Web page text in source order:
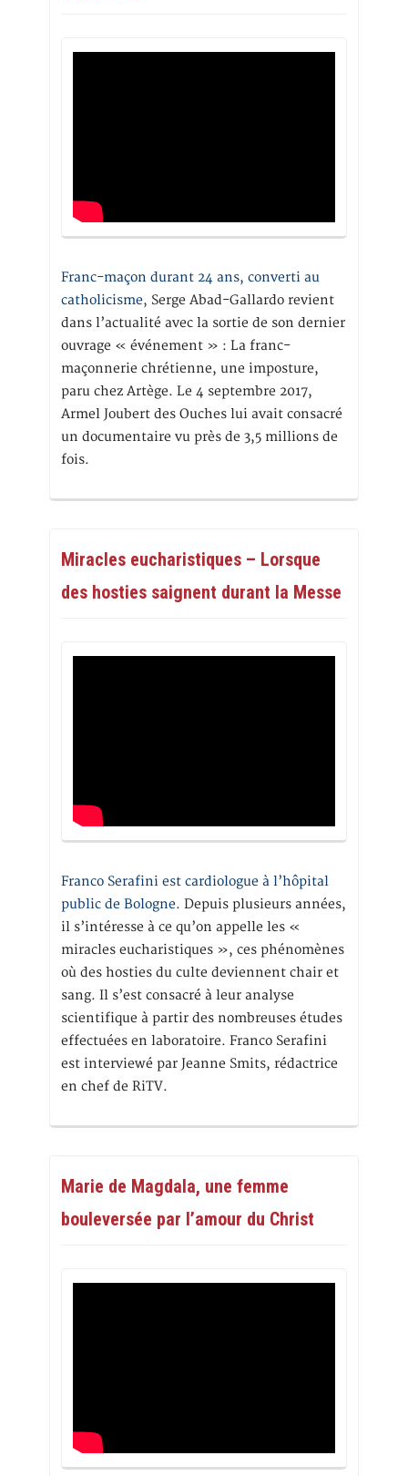
Franc-maçon durant 24 ans, converti au
catholicisme, Serge Abad-Gallardo revient
dans l’actualité avec la sortie de son dernier
ouvrage « événement » : La franc-
maçonnerie chrétienne, une imposture,
paru chez Artège. Le 4 septembre 2017,
Armel Joubert des Ouches lui avait consacré
un documentaire vu près de 3,5 millions de
fois.
Miracles eucharistiques – Lorsque
des hosties saignent durant la Messe
Franco Serafini est cardiologue à l’hôpital
public de Bologne. Depuis plusieurs années,
il s’intéresse à ce qu’on appelle les «
miracles eucharistiques », ces phénomènes
où des hosties du culte deviennent chair et
sang. Il s’est consacré à leur analyse
scientifique à partir des nombreuses études
effectuées en laboratoire. Franco Serafini
est interviewé par Jeanne Smits, rédactrice
en chef de RiTV.
Marie de Magdala, une femme
bouleversée par l’amour du Christ